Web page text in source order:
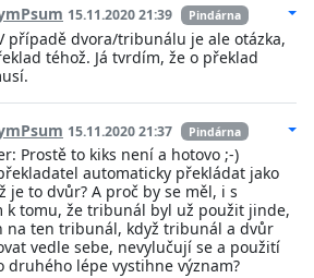
15.11.2020 21:39 Pindárna
případě dvora/tribunálu je ale otázka,
téhož. Já tvrdím, že o překlad
15.11.2020 21:37 Pindárna
Prostě to kiks není a hotovo ;-)
automaticky překládat jako
je to dvůr? A proč by se měl, i s
tomu, že tribunál byl už použit jinde,
na ten tribunál, když tribunál a dvůr
vedle sebe, nevylučují se a použití
druhého lépe vystihne význam?